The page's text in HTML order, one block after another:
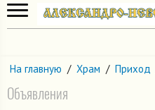
На главную / Храм / Приход
Объявления